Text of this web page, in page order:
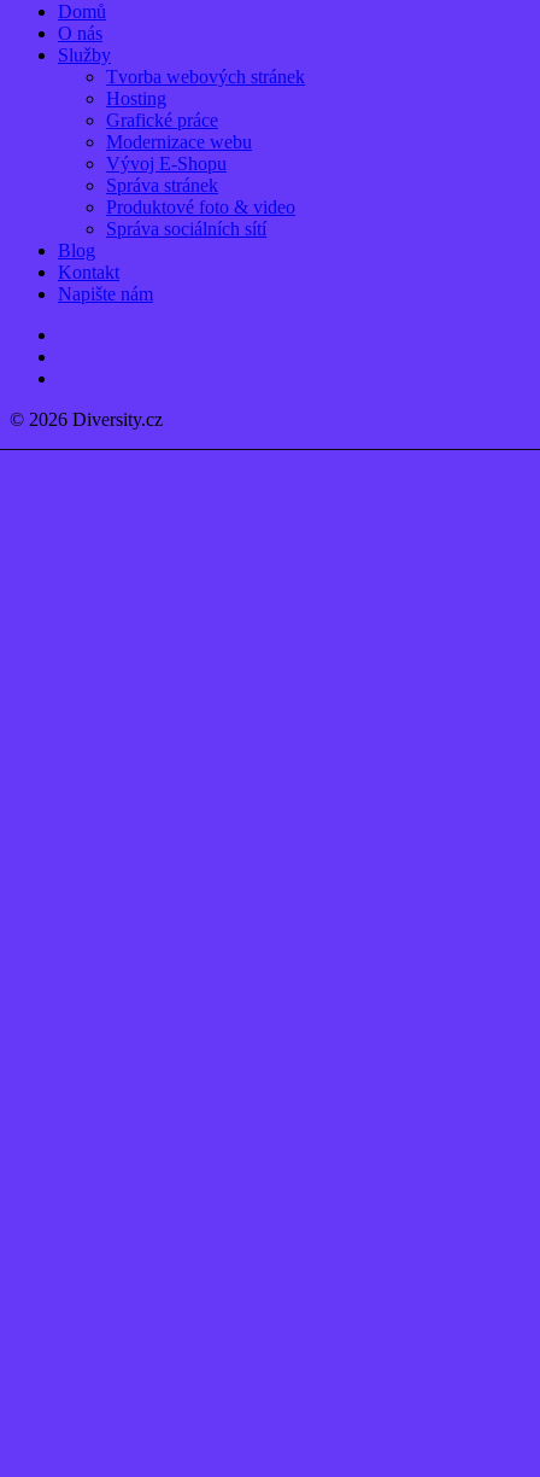
Close
Menu
Domů
O nás
Služby
Tvorba webových stránek
Hosting
Grafické práce
Modernizace webu
Vývoj E-Shopu
Správa stránek
Produktové foto & video
Správa sociálních sítí
Blog
Kontakt
Napište nám
© 2026 Diversity.cz